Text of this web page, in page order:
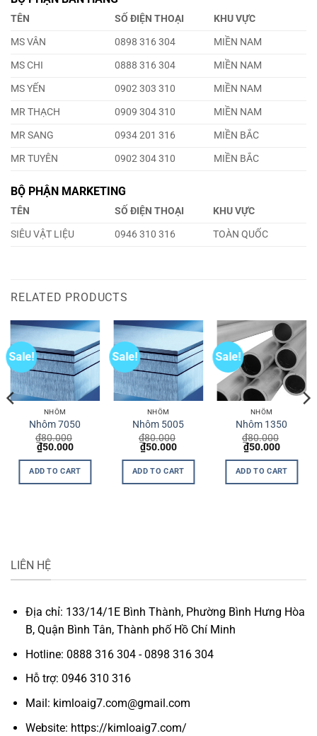
TÊN SỐ ĐIỆN THOẠI
KHU VỰC
MS VÂN
0898 316 304
MIỀN NAM
MS CHI
0888 316 304
MIỀN NAM
MS YẾN
0902 303 310
MIỀN NAM
MR THẠCH
0909 304 310
MIỀN NAM
MR SANG
0934 201 316
MIỀN BẮC
MR TUYÊN
0902 304 310 MIỀN BẮC
BỘ PHẬN MARKETING
TÊN SỐ ĐIỆN THOẠI
KHU VỰC
SIÊU VẬT LIỆU
0946 310 316 TOÀN QUỐC
RELATED PRODUCTS
Sale!
NHÔM
Nhôm 7050
₫80.000
Original
price
was:
₫80.000.
₫50.000Current
is:
₫50.000.
ADD TO CART
Sale!
NHÔM
Nhôm 5005
₫80.000
Original
price
was:
₫80.000.
₫50.000Current
is:
₫50.000.
ADD TO CART
Sale!
NHÔM
Nhôm 1350
₫80.000
Original
price
was:
₫80.000.
₫50.000Current
is:
ADD TO CART
LIÊN HỆ
Địa chỉ: 133/14/1E Bình Thành, Phường Bình Hưng Hòa
B, Quận Bình Tân, Thành phố Hồ Chí Minh
Hotline: 0888 316 304 - 0898 316 304
Hỗ trợ: 0946 310 316
Mail: kimloaig7.com@gmail.com
Website: https://kimloaig7.com/